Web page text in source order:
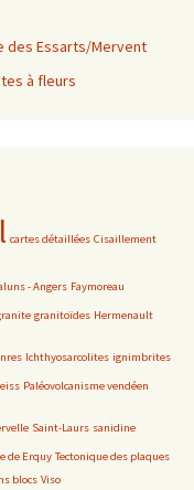
des Essarts/Mervent
à fleurs
cartes détaillées Cisaillement
- Angers Faymoreau
granitoïdes Hermenault
Ichthyosarcolites ignimbrites
Paléovolcanisme vendéen
Saint-Laurs sanidine
de Erquy Tectonique des plaques
blocs Viso